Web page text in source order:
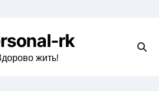
rk
жить!